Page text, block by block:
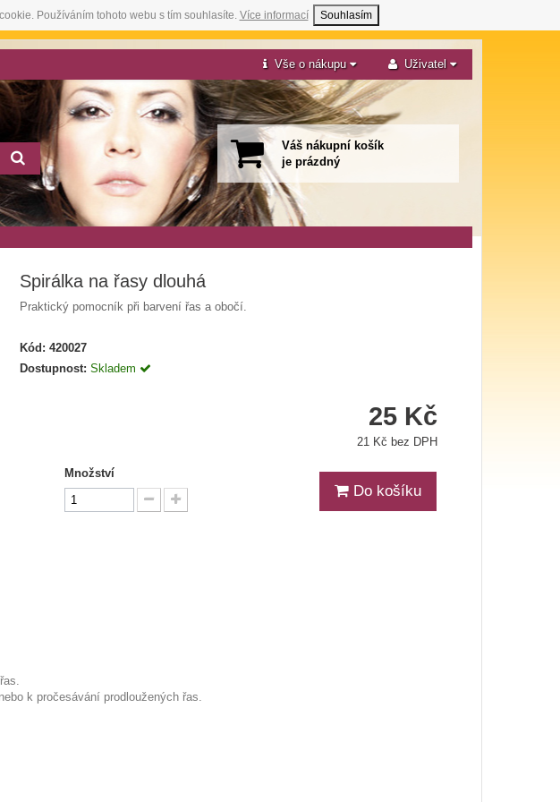
Používáním tohoto webu s tím souhlasíte. Více informací Souhlasím
Vše o nákupu Uživatel
Váš nákupní košík
je prázdný
Spirálka na řasy dlouhá
Praktický pomocník při barvení řas a obočí.
Kód: 420027
Dostupnost: Skladem
25 Kč
21 Kč bez DPH
Množství
Do košíku
k pročesávání prodloužených řas.